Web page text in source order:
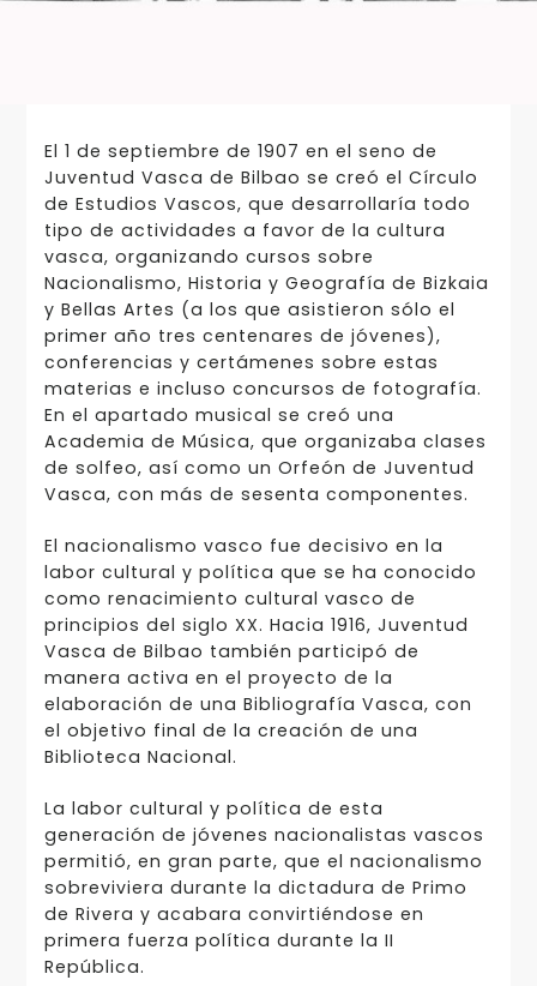
El 1 de septiembre de 1907 en el seno de
Juventud Vasca de Bilbao se creó el Círculo
de Estudios Vascos, que desarrollaría todo
tipo de actividades a favor de la cultura
vasca, organizando cursos sobre
Nacionalismo, Historia y Geografía de Bizkaia
y Bellas Artes (a los que asistieron sólo el
primer año tres centenares de jóvenes),
conferencias y certámenes sobre estas
materias e incluso concursos de fotografía.
En el apartado musical se creó una
Academia de Música, que organizaba clases
de solfeo, así como un Orfeón de Juventud
Vasca, con más de sesenta componentes.
El nacionalismo vasco fue decisivo en la
labor cultural y política que se ha conocido
como renacimiento cultural vasco de
principios del siglo XX. Hacia 1916, Juventud
Vasca de Bilbao también participó de
manera activa en el proyecto de la
elaboración de una Bibliografía Vasca, con
el objetivo final de la creación de una
Biblioteca Nacional.
La labor cultural y política de esta
generación de jóvenes nacionalistas vascos
permitió, en gran parte, que el nacionalismo
sobreviviera durante la dictadura de Primo
de Rivera y acabara convirtiéndose en
primera fuerza política durante la II
República.